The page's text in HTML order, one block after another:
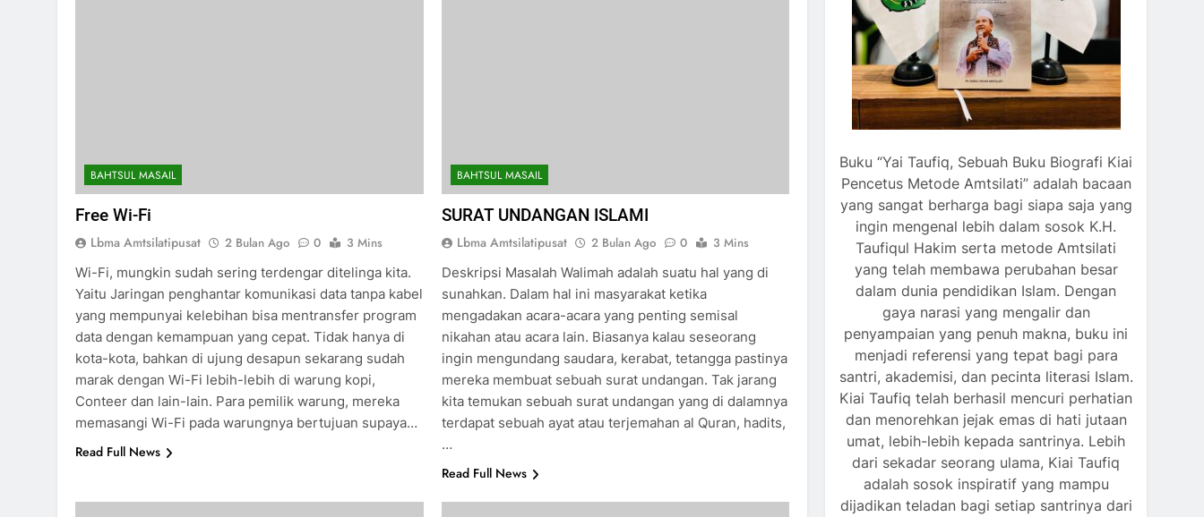
BAHTSUL MASAIL
Free Wi-Fi
Lbma Amtsilatipusat 2 Bulan Ago 0
3 Mins
Wi-Fi, mungkin sudah sering terdengar ditelinga kita.
Yaitu Jaringan penghantar komunikasi data tanpa kabel
yang mempunyai kelebihan bisa mentransfer program
data dengan kemampuan yang cepat. Tidak hanya di
kota-kota, bahkan di ujung desapun sekarang sudah
marak dengan Wi-Fi lebih-lebih di warung kopi,
Conteer dan lain-lain. Para pemilik warung, mereka
memasangi Wi-Fi pada warungnya bertujuan supaya…
Read Full News
BAHTSUL MASAIL
SURAT UNDANGAN ISLAMI
Lbma Amtsilatipusat 2 Bulan Ago 0
3 Mins
Deskripsi Masalah Walimah adalah suatu hal yang di
sunahkan. Dalam hal ini masyarakat ketika
mengadakan acara-acara yang penting semisal
nikahan atau acara lain. Biasanya kalau seseorang
ingin mengundang saudara, kerabat, tetangga pastinya
mereka membuat sebuah surat undangan. Tak jarang
kita temukan sebuah surat undangan yang di dalamnya
terdapat sebuah ayat atau terjemahan al Quran, hadits,
…
Read Full News
Buku “Yai Taufiq, Sebuah Buku Biografi Kiai
Pencetus Metode Amtsilati” adalah bacaan
yang sangat berharga bagi siapa saja yang
ingin mengenal lebih dalam sosok K.H.
Taufiqul Hakim serta metode Amtsilati
yang telah membawa perubahan besar
dalam dunia pendidikan Islam. Dengan
gaya narasi yang mengalir dan
penyampaian yang penuh makna, buku ini
menjadi referensi yang tepat bagi para
santri, akademisi, dan pecinta literasi Islam.
Kiai Taufiq telah berhasil mencuri perhatian
dan menorehkan jejak emas di hati jutaan
umat, lebih-lebih kepada santrinya. Lebih
dari sekadar seorang ulama, Kiai Taufiq
adalah sosok inspiratif yang mampu
dijadikan teladan bagi setiap santrinya dari